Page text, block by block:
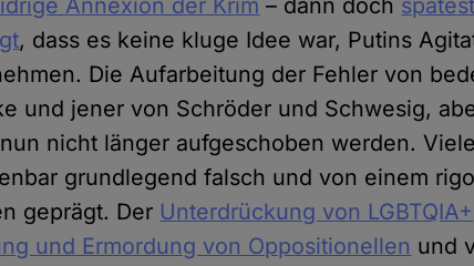
Annexion der Krim – dann doch
, dass es keine kluge Idee war, Putins
Die Aufarbeitung der Fehler von
und jener von Schröder und Schwesig,
nicht länger aufgeschoben werden.
grundlegend falsch und von einem
geprägt. Der Unterdrückung von LGBTQIA+
und Ermordung von Oppositionellen und